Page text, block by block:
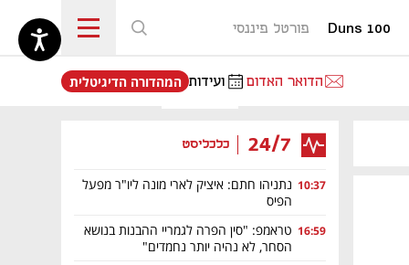
Duns 100 פורטל פיננסי
הדואר האדום ועידות
נפתח בכרטיסייה חדשה
המהדורה הדיגיטלית
24/7 כלכליסט
10:37 נתניהו חתם: איציק לארי מונה ליו"ר מפעל
הפיס
16:59 טראמפ: "סין הפרה לגמריי ההבנות בנושא
הסחר, לא נהיה יותר נחמדים"